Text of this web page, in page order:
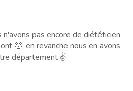
pas encore de diététicien
🥺, en revanche nous en avons
département ✌️